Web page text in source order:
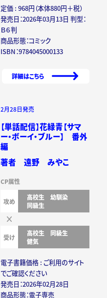
定価 : 968円（本体880円＋税）
発売日：2026年03月13日 判型：
Ｂ６判
商品形態：コミック
ISBN：9784045000133
詳細はこちら
2月28日発売
【単話配信】花緑青【サマ
ー・ボーイ・ブルー】 番外
編
著者 遠野 みやこ
CP属性
攻め 高校生
幼馴染
同級生
受け 高校生
同級生
健気
電子書籍価格 : ご利用のサイト
でご確認ください
発売日：2026年02月28日
商品形態：電子専売